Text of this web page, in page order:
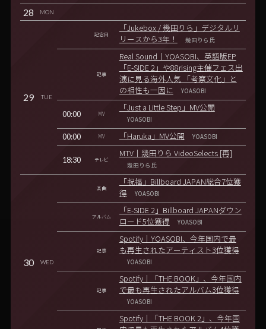
28 MON
29 TUE
記念日
「Jukebox / 幾田りら」デジタルリ
リースから3年！
幾田りら氏
記事
Real Sound｜YOASOBI、英語版EP
「E-SIDE 2」や88rising主催フェス出
演に見る海外人気 「考察文化」と
の相性も一因に
YOASOBI
00:00 MV
「Just a Little Step」MV公開
YOASOBI
00:00 MV 「Haruka」MV公開 YOASOBI
18:30 テレビ
MTV｜幾田りら VideoSelects [再]
幾田りら氏
30 WED
楽曲
「祝福」Billboard JAPAN総合7位獲
得
YOASOBI
アルバム
「E-SIDE 2」Billboard JAPANダウン
ロード5位獲得
YOASOBI
記事
Spotify｜YOASOBI、今年国内で最
も再生されたアーティスト3位獲得
YOASOBI
記事
Spotify｜「THE BOOK」、今年国内
で最も再生されたアルバム3位獲得
YOASOBI
Spotify｜「THE BOOK 2」、今年国